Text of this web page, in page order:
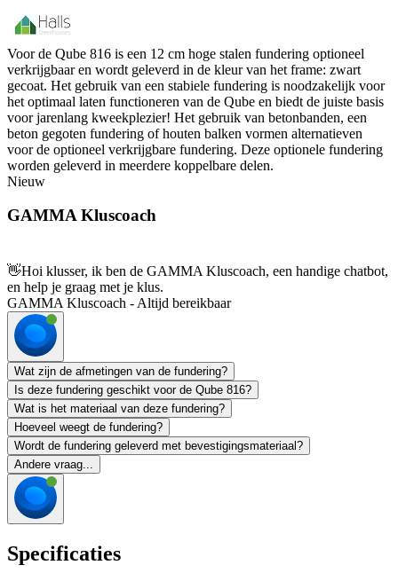
Voor de Qube 816 is een 12 cm hoge stalen fundering optioneel
verkrijgbaar en wordt geleverd in de kleur van het frame: zwart
gecoat. Het gebruik van een stabiele fundering is noodzakelijk voor
het optimaal laten functioneren van de Qube en biedt de juiste basis
voor jarenlang kweekplezier! Het gebruik van betonbanden, een
beton gegoten fundering of houten balken vormen alternatieven
voor de optioneel verkrijgbare fundering. Deze optionele fundering
worden geleverd in meerdere koppelbare delen.
Nieuw
GAMMA Kluscoach
👋Hoi klusser, ik ben de GAMMA Kluscoach, een handige chatbot,
en help je graag met je klus.
GAMMA Kluscoach - Altijd bereikbaar
Wat zijn de afmetingen van de fundering?
Is deze fundering geschikt voor de Qube 816?
Wat is het materiaal van deze fundering?
Hoeveel weegt de fundering?
Wordt de fundering geleverd met bevestigingsmateriaal?
Andere vraag...
Specificaties